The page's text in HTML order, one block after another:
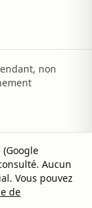
non
Aucun
Vous pouvez
de